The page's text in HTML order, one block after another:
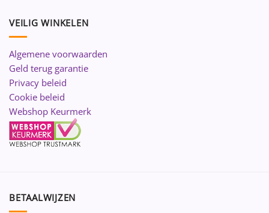
VEILIG WINKELEN
Algemene voorwaarden
Geld terug garantie
Privacy beleid
Cookie beleid
Webshop Keurmerk
BETAALWIJZEN